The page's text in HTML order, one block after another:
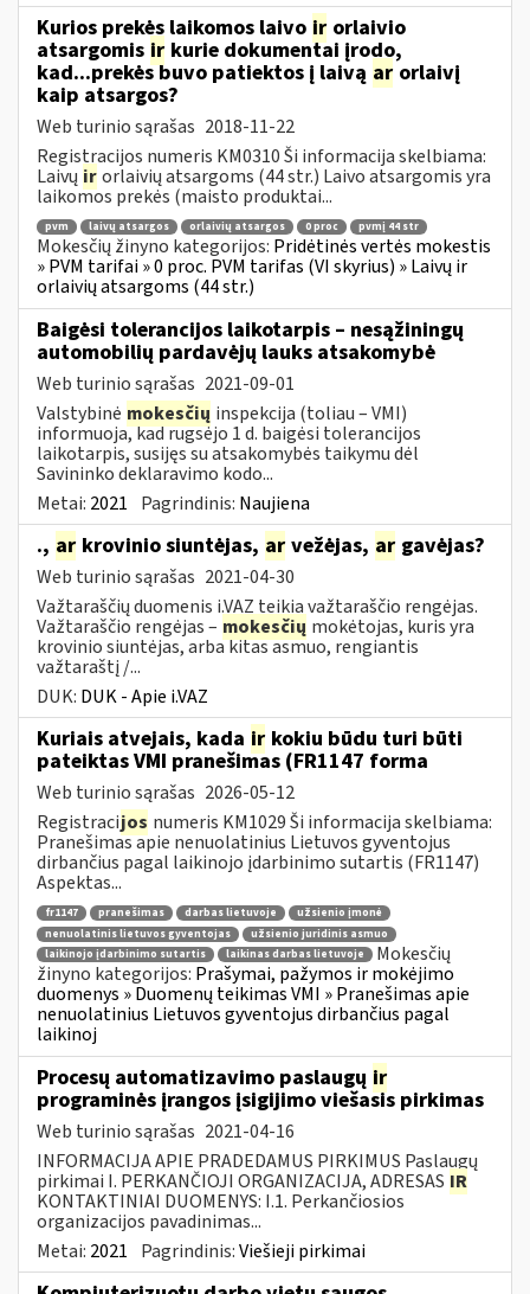
Kurios prekės laikomos laivo ir orlaivio
atsargomis ir kurie dokumentai įrodo,
kad...prekės buvo patiektos į laivą ar orlaivį
kaip atsargos?
Web turinio sąrašas 2018-11-22
Registracijos numeris KM0310 Ši informacija skelbiama:
Laivų irorlaivių atsargoms (44 str.) Laivo atsargomis yra
laikomos prekės (maisto produktai...
pvm laivų atsargos orlaivių atsargos 0 proc pvmį 44 str
Mokesčių žinyno kategorijos: Pridėtinės vertės mokestis
» PVM tarifai » 0 proc. PVM tarifas (VI skyrius) » Laivų ir
orlaivių atsargoms (44 str.)
Baigėsi tolerancijos laikotarpis – nesąžiningų
automobilių pardavėjų lauks atsakomybė
Web turinio sąrašas 2021-09-01
Valstybinė mokesčių inspekcija (toliau – VMI)
informuoja, kad rugsėjo 1 d. baigėsi tolerancijos
laikotarpis, susijęs su atsakomybės taikymu dėl
Savininko deklaravimo kodo...
Metai: 2021 Pagrindinis: Naujiena
., ar krovinio siuntėjas, ar vežėjas, ar gavėjas?
Web turinio sąrašas 2021-04-30
Važtaraščių duomenis i.VAZ teikia važtaraščio rengėjas.
Važtaraščio rengėjas – mokesčių mokėtojas, kuris yra
krovinio siuntėjas, arba kitas asmuo, rengiantis
važtaraštį /...
DUK: DUK - Apie i.VAZ
Kuriais atvejais, kada ir kokiu būdu turi būti
pateiktas VMI pranešimas (FR1147 forma
Web turinio sąrašas 2026-05-12
Registracijos numeris KM1029 Ši informacija skelbiama:
Pranešimas apie nenuolatinius Lietuvos gyventojus
dirbančius pagal laikinojo įdarbinimo sutartis (FR1147)
Aspektas...
fr1147 pranešimas darbas lietuvoje
užsienio įmonė
nenuolatinis lietuvos gyventojas
užsienio juridinis asmuo
laikinojo įdarbinimo sutartis
laikinas darbas lietuvoje
Mokesčių
žinyno kategorijos: Prašymai, pažymos ir mokėjimo
duomenys » Duomenų teikimas VMI » Pranešimas apie
nenuolatinius Lietuvos gyventojus dirbančius pagal
laikinoj
Procesų automatizavimo paslaugų ir
programinės įrangos įsigijimo viešasis pirkimas
Web turinio sąrašas 2021-04-16
INFORMACIJA APIE PRADEDAMUS PIRKIMUS Paslaugų
pirkimai I. PERKANČIOJI ORGANIZACIJA, ADRESAS IR
KONTAKTINIAI DUOMENYS: I.1. Perkančiosios
organizacijos pavadinimas...
Metai: 2021 Pagrindinis:Viešieji pirkimai